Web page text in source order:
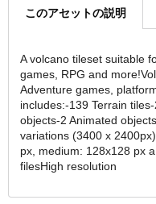
このアセットの説明
A volcano tileset suitable
games, RPG and
Adventure games,
includes:-139 Terrain
objects-2 Animated
variations (3400 x
px, medium: 128x128 px
filesHigh resolution